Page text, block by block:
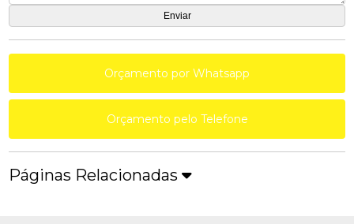
Orçamento por Whatsapp
Orçamento pelo Telefone
Páginas Relacionadas